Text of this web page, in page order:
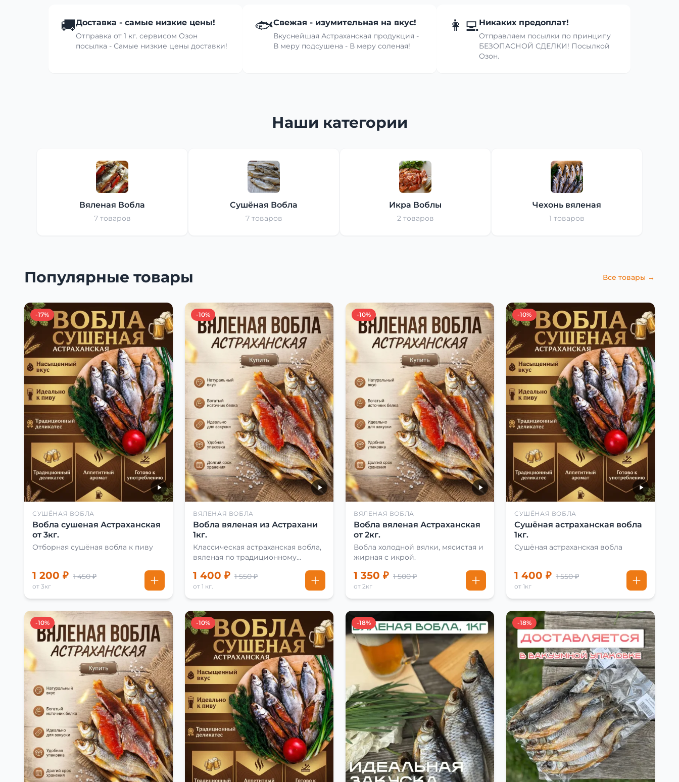
🚚Доставка - самые низкие цены!
Отправка от 1 кг. сервисом Озон
посылка - Самые низкие цены доставки!
🐟Свежая - изумительная на вкус!
Вкуснейшая Астраханская продукция -
В меру подсушена - В меру соленая!
👩‍💻Никаких предоплат!
Отправляем посылки по принципу
БЕЗОПАСНОЙ СДЕЛКИ! Посылкой
Озон.
Наши категории
Вяленая Вобла
7 товаров
Сушёная Вобла
7 товаров
Икра Воблы
2 товаров
Чехонь вяленая
1 товаров
Популярные товары Все товары →
-17%
СУШЁНАЯ ВОБЛА
Вобла сушеная Астраханская
от 3кг.
Отборная сушёная вобла к пиву
1 200 ₽ 1 450 ₽
от 3кг
-10%
ВЯЛЕНАЯ ВОБЛА
Вобла вяленая из Астрахани
1кг.
Классическая астраханская вобла,
вяленая по традиционному
1 400 ₽ 1 550 ₽
от 1 кг.
-10%
ВЯЛЕНАЯ ВОБЛА
Вобла вяленая Астраханская
от 2кг.
Вобла холодной вялки, мясистая и
жирная с икрой.
1 350 ₽ 1 500 ₽
от 2кг
-10%
СУШЁНАЯ ВОБЛА
Сушёная астраханская вобла
1кг.
Сушёная астраханская вобла
1 400 ₽ 1 550 ₽
от 1кг
-10% -10% -18% -18%